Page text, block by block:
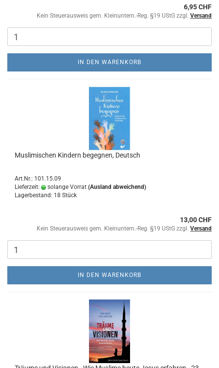
6,95 CHF
Kein Steuerausweis gem. Kleinuntern.-Reg. §19 UStG zzgl. Versand
IN DEN WARENKORB
Muslimischen Kindern begegnen, Deutsch
Art.Nr.: 101.15.09
Lieferzeit:
solange Vorrat (Ausland abweichend)
Lagerbestand: 18 Stück
13,00 CHF
Kein Steuerausweis gem. Kleinuntern.-Reg. §19 UStG zzgl. Versand
IN DEN WARENKORB